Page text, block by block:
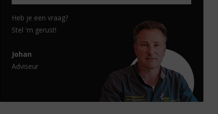
Heb je een vraag?
Stel 'm gerust!
Johan
Adviseur